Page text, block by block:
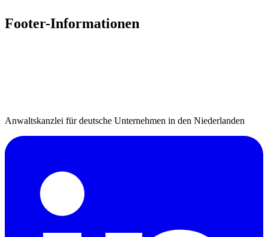
Footer-Informationen
Anwaltskanzlei für deutsche Unternehmen in den Niederlanden